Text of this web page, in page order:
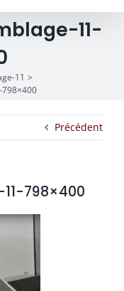
11-
11
Précédent
798×400